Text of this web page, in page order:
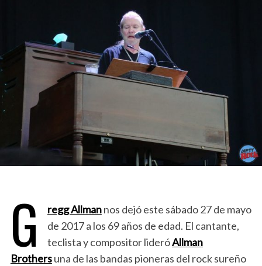
G regg Allmannos dejó este sábado 27 de mayo
de 2017 a los 69 años de edad. El cantante,
teclista y compositor lideróAllman
Brothersuna de las bandas pioneras del rock sureño